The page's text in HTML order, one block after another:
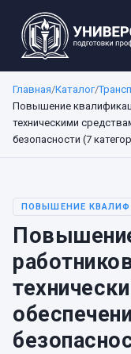
Главная/Каталог/
Повышение
техническими
безопасности (7
ПОВЫШЕНИЕ